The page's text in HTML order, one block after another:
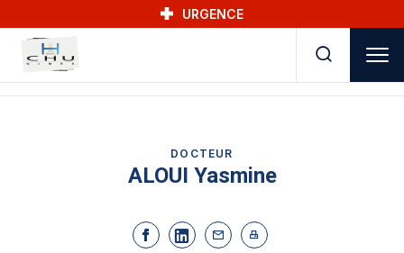
URGENCE
DOCTEUR
ALOUI Yasmine